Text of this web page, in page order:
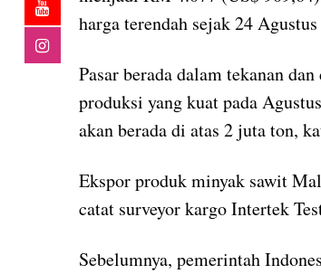
harga terendah sejak 24
Pasar berada dalam tekanan
produksi yang kuat pada
akan berada di atas 2 juta ton,
Ekspor produk minyak sawit
catat surveyor kargo Intertek
Sebelumnya, pemerintah